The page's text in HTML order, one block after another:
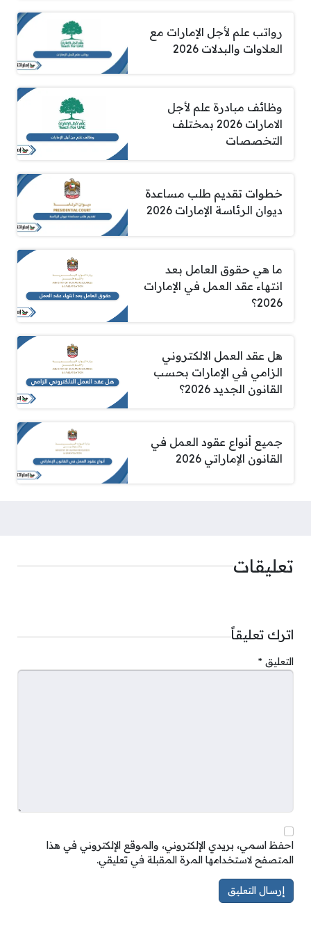
رواتب علم لأجل الإمارات مع
العلاوات والبدلات 2026
وظائف مبادرة علم لأجل
الامارات 2026 بمختلف
التخصصات
خطوات تقديم طلب مساعدة
ديوان الرئاسة الإمارات 2026
ما هي حقوق العامل بعد
انتهاء عقد العمل في الإمارات
2026؟
هل عقد العمل الالكتروني
الزامي في الإمارات بحسب
القانون الجديد 2026؟
جميع أنواع عقود العمل في
القانون الإماراتي 2026
تعليقات
اترك تعليقاً
التعليق *
احفظ اسمي، بريدي الإلكتروني، والموقع الإلكتروني في هذا
المتصفح لاستخدامها المرة المقبلة في تعليقي.